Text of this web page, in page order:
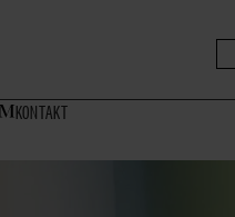
KONTAKT